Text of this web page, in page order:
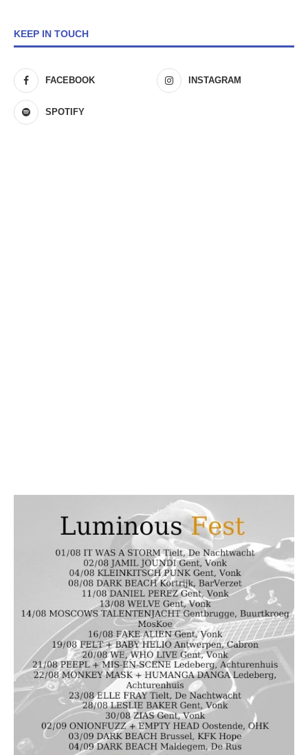
KEEP IN TOUCH
FACEBOOK INSTAGRAM
SPOTIFY